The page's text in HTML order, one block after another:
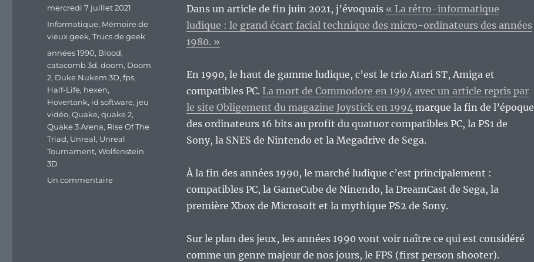
Dans un article de fin juin 2021, j’évoquais « La rétro-informatique
ludique : le grand écart facial technique des micro-ordinateurs des années
1980. »
En 1990, le haut de gamme ludique, c’est le trio Atari ST, Amiga et
compatibles PC. La mort de Commodore en 1994 avec un article repris par
le site Obligement du magazine Joystick en 1994marque la fin de l’époque
des ordinateurs 16 bits au profit du quatuor compatibles PC, la PS1 de
Sony, la SNES de Nintendo et la Megadrive de Sega.
À la fin des années 1990, le marché ludique c’est principalement :
compatibles PC, la GameCube de Ninendo, la DreamCast de Sega, la
première Xbox de Microsoft et la mythique PS2 de Sony.
Sur le plan des jeux, les années 1990 vont voir naître ce qui est considéré
comme un genre majeur de nos jours, le FPS (first person shooter).
Publié
mercredi 7 juillet 2021
Catégories
Informatique, Mémoire de
vieux geek,Trucs de geek
Étiquettes
années 1990, Blood,
catacomb 3d,doom, Doom
2, Duke Nukem 3D,fps,
Half-Life, hexen,
Hovertank, id software, jeu
vidéo,Quake,quake 2,
Quake 3 Arena, Rise Of The
Triad, Unreal, Unreal
Tournament,Wolfenstein
3D
Un commentairesur